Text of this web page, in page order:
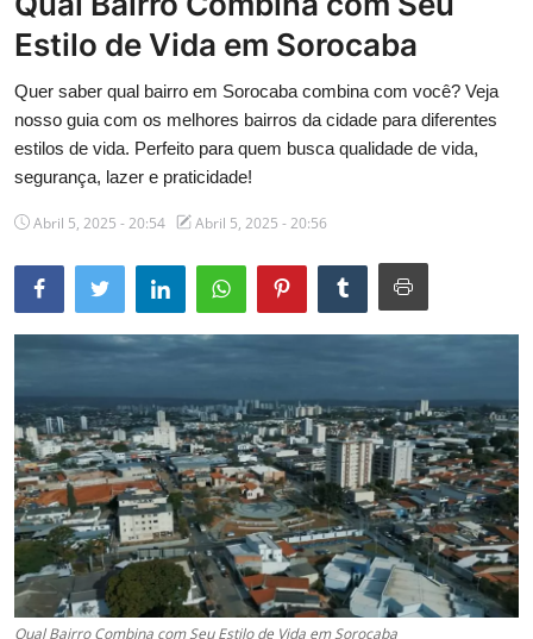
Estilo de Vida em Sorocaba
Quer saber qual bairro em Sorocaba combina com você? Veja
nosso guia com os melhores bairros da cidade para diferentes
estilos de vida. Perfeito para quem busca qualidade de vida,
segurança, lazer e praticidade!
Abril 5, 2025 - 20:54 Abril 5, 2025 - 20:56
Qual Bairro Combina com Seu Estilo de Vida em Sorocaba